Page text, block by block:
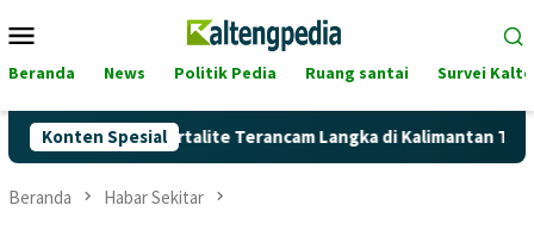
ke
Mobile
Beranda News Politik Pedia Ruang santai Survei
Konten Spesial
Akankah Pertalite Terancam Langka di Kalimantan Tengah?
Beranda Habar Sekitar